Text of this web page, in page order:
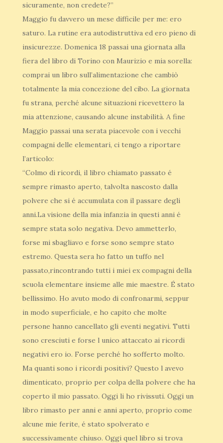
sicuramente, non credete?”
Maggio fu davvero un mese difficile per me: ero
saturo. La rutine era autodistruttiva ed ero pieno di
insicurezze. Domenica 18 passai una giornata alla
fiera del libro di Torino con Maurizio e mia sorella:
comprai un libro sull’alimentazione che cambiò
totalmente la mia concezione del cibo. La giornata
fu strana, perché alcune situazioni ricevettero la
mia attenzione, causando alcune instabilità. A fine
Maggio passai una serata piacevole con i vecchi
compagni delle elementari, ci tengo a riportare
l’articolo:
“Colmo di ricordi, il libro chiamato passato é
sempre rimasto aperto, talvolta nascosto dalla
polvere che si é accumulata con il passare degli
anni.La visione della mia infanzia in questi anni é
sempre stata solo negativa. Devo ammetterlo,
forse mi sbagliavo e forse sono sempre stato
estremo. Questa sera ho fatto un tuffo nel
passato,rincontrando tutti i miei ex compagni della
scuola elementare insieme alle mie maestre. É stato
bellissimo. Ho avuto modo di confronarmi, seppur
in modo superficiale, e ho capito che molte
persone hanno cancellato gli eventi negativi. Tutti
sono cresciuti e forse l unico attaccato ai ricordi
negativi ero io. Forse perché ho sofferto molto.
Ma quanti sono i ricordi positivi? Questo l avevo
dimenticato, proprio per colpa della polvere che ha
coperto il mio passato. Oggi li ho rivissuti. Oggi un
libro rimasto per anni e anni aperto, proprio come
alcune mie ferite, é stato spolverato e
successivamente chiuso. Oggi quel libro si trova